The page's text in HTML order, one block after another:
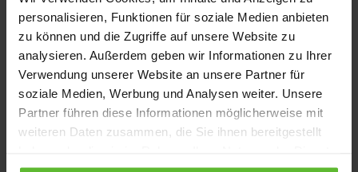
personalisieren, Funktionen für soziale Medien anbieten
zu können und die Zugriffe auf unsere Website zu
analysieren. Außerdem geben wir Informationen zu Ihrer
Verwendung unserer Website an unsere Partner für
soziale Medien, Werbung und Analysen weiter. Unsere
Partner führen diese Informationen möglicherweise mit
weiteren Daten zusammen, die Sie ihnen bereitgestellt
gesammelt haben.
Application error: a client-side exception has occurred
loading www.kurzwego.de (see the browser console for more
information).